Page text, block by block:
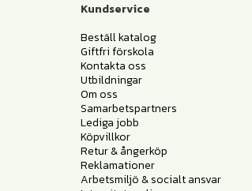
Kundservice
Beställ katalog
Giftfri förskola
Kontakta oss
Utbildningar
Om oss
Samarbetspartners
Lediga jobb
Köpvillkor
Retur & ångerköp
Reklamationer
Arbetsmiljö & socialt ansvar